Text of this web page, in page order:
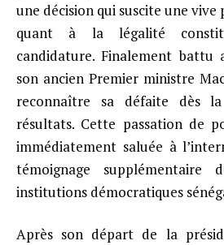
une décision qui suscite une
quant à la légalité
candidature. Finalement
son ancien Premier ministre
reconnaître sa défaite dès
résultats. Cette passation de
immédiatement saluée à
témoignage
institutions démocratiques
Après son départ de la